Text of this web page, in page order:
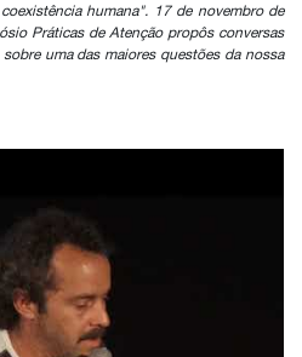
humana". 17 de novembro de
Práticas de Atenção propôs conversas
uma das maiores questões da nossa